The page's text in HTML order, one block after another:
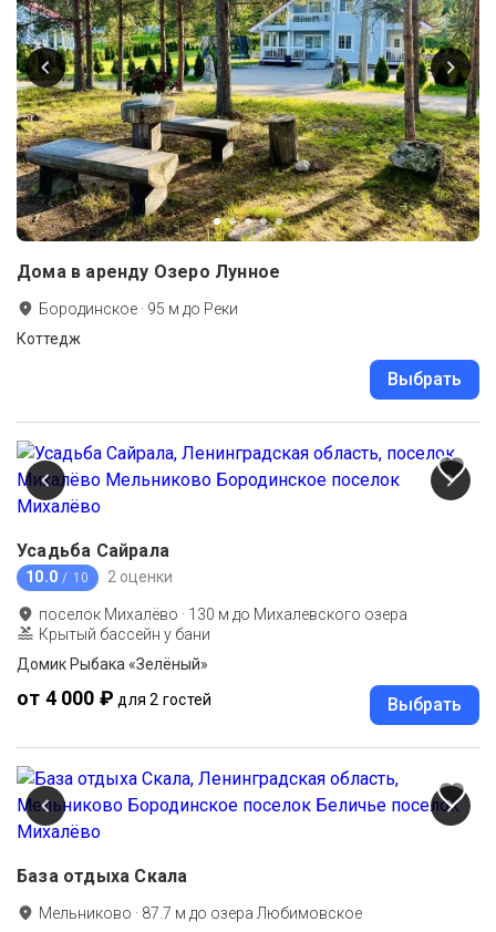
Дома в аренду Озеро Лунное
Бородинское · 95 м до Реки
Коттедж
Выбрать
Усадьба Сайрала
10.0 / 10 2 оценки
поселок Михалёво · 130 м до Михалевского озера
Крытый бассейн у бани
Домик Рыбака «Зелёный»
от 4 000 ₽ для 2 гостей Выбрать
База отдыха Скала
Мельниково · 87.7 м до озера Любимовское